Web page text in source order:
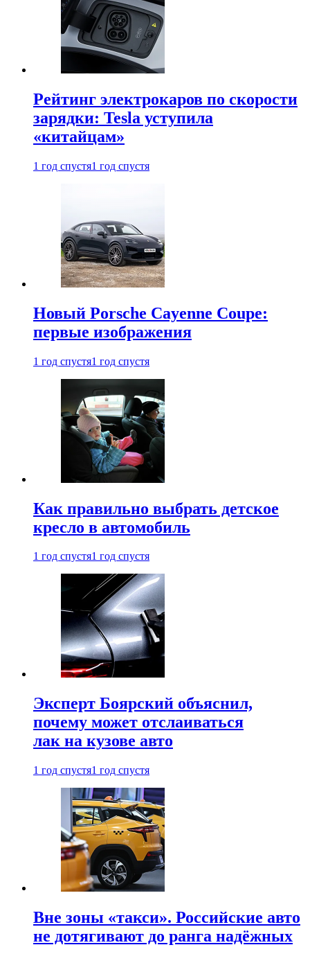
Рейтинг электрокаров по скорости
зарядки: Tesla уступила
«китайцам»
1 год спустя1 год спустя
Новый Porsche Cayenne Coupe:
первые изображения
1 год спустя1 год спустя
Как правильно выбрать детское
кресло в автомобиль
1 год спустя1 год спустя
Эксперт Боярский объяснил,
почему может отслаиваться
лак на кузове авто
1 год спустя1 год спустя
Вне зоны «такси». Российские авто
не дотягивают до ранга надёжных